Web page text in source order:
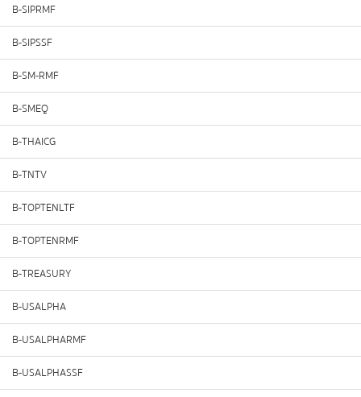
B-SIPRMF
B-SIPSSF
B-SM-RMF
B-SMEQ
B-THAICG
B-TNTV
B-TOPTENLTF
B-TOPTENRMF
B-TREASURY
B-USALPHA
B-USALPHARMF
B-USALPHASSF